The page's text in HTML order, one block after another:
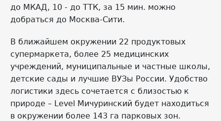
до МКАД, 10 - до ТТК, за 15 мин. можно
добраться до Москва-Сити.
В ближайшем окружении 22 продуктовых
супермаркета, более 25 медицинских
учреждений, муниципальные и частные школы,
детские сады и лучшие ВУЗы России. Удобство
логистики здесь сочетается с близостью к
природе – Level Мичуринский будет находиться
в окружении более 143 га парковых зон.